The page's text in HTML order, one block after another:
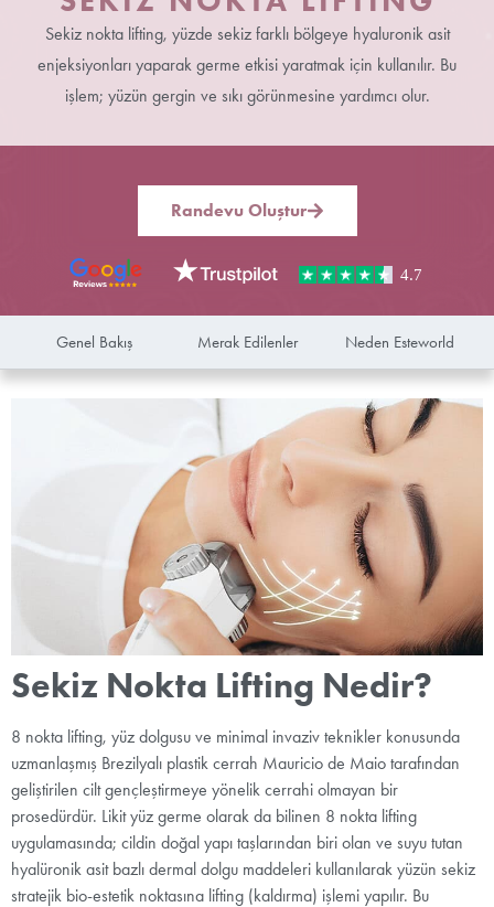
Sekiz nokta lifting, yüzde sekiz farklı bölgeye hyaluronik asit
enjeksiyonları yaparak germe etkisi yaratmak için kullanılır. Bu
işlem; yüzün gergin ve sıkı görünmesine yardımcı olur.
Randevu Oluştur
Genel Bakış Merak Edilenler Neden Esteworld
Sekiz Nokta Lifting Nedir?
8 nokta lifting, yüz dolgusu ve minimal invaziv teknikler konusunda
uzmanlaşmış Brezilyalı plastik cerrah Mauricio de Maio tarafından
geliştirilen cilt gençleştirmeye yönelik cerrahi olmayan bir
prosedürdür. Likit yüz germe olarak da bilinen 8 nokta lifting
uygulamasında; cildin doğal yapı taşlarından biri olan ve suyu tutan
hyalüronik asit bazlı dermal dolgu maddeleri kullanılarak yüzün sekiz
stratejik bio-estetik noktasına lifting (kaldırma) işlemi yapılır. Bu